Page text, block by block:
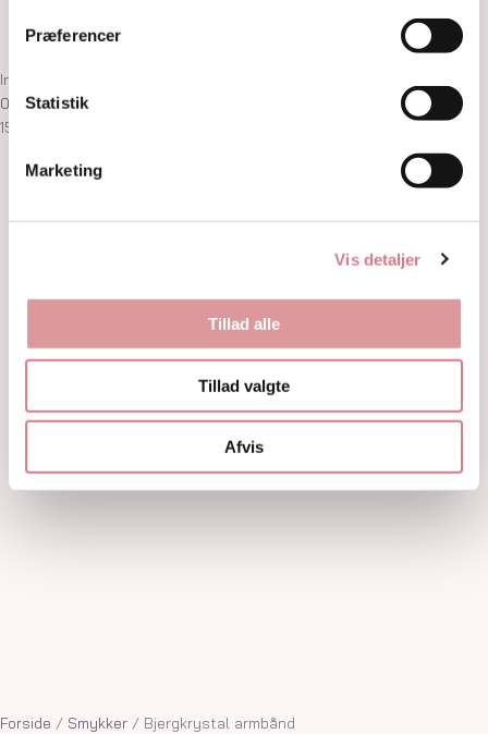
Præferencer
Statistik
Marketing
Vis detaljer
Tillad alle
Tillad valgte
Afvis
Kontakt
Ingen produkter i kurven
0,00kr. 0 Kurv
15% på første ordre! med koden: welcome15
Forside / Smykker / Bjergkrystal armbånd